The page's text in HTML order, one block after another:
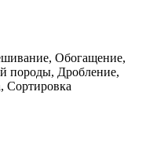
Обогащение,
породы, Дробление,
Сортировка